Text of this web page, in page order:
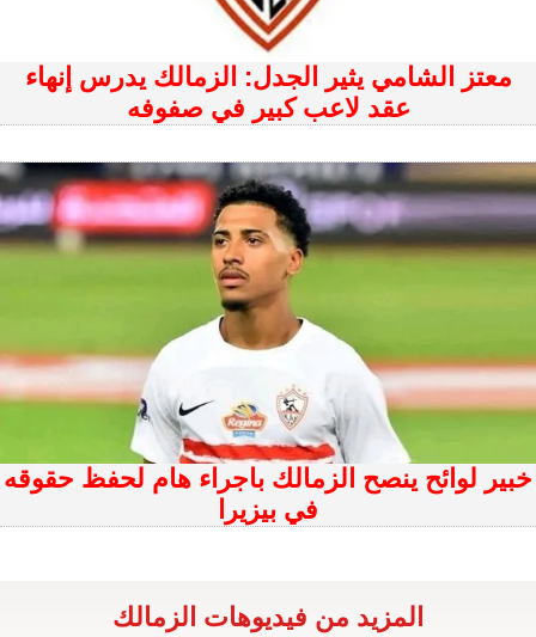
معتز الشامي يثير الجدل: الزمالك يدرس إنهاء
عقد لاعب كبير في صفوفه
خبير لوائح ينصح الزمالك باجراء هام لحفظ حقوقه
في بيزيرا
المزيد من فيديوهات الزمالك